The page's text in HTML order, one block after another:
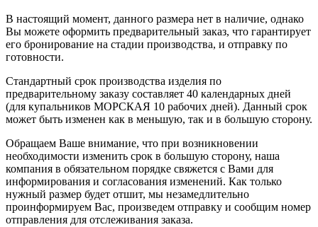
В настоящий момент, данного размера нет в наличие, однако
Вы можете оформить предварительный заказ, что гарантирует
его бронирование на стадии производства, и отправку по
готовности.
Стандартный срок производства изделия по
предварительному заказу составляет 40 календарных дней
(для купальников МОРСКАЯ 10 рабочих дней). Данный срок
может быть изменен как в меньшую, так и в большую сторону.
Обращаем Ваше внимание, что при возникновении
необходимости изменить срок в большую сторону, наша
компания в обязательном порядке свяжется с Вами для
информирования и согласования изменений. Как только
нужный размер будет отшит, мы незамедлительно
проинформируем Вас, произведем отправку и сообщим номер
отправления для отслеживания заказа.